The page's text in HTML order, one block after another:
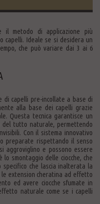
il metodo di applicazione più
capelli. Ideale se si desidera un
che può variare dai 3 ai 6
di capelli pre-incollate a base di
alla base dei capelli grazie
Questa tecnica garantisce un
tutto naturale, permettendo
Con il sistema innovativo
preparate rispettando il senso
aggroviglino e possono essere
smontaggio delle ciocche, che
che lascia inalterata la
le extension cheratina ad effetto
ed avere ciocche sfumate in
naturale come se i capelli